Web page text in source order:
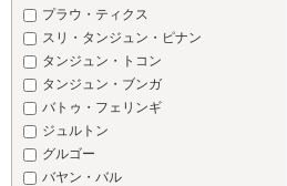
プラウ・ティクス
スリ・タンジュン・ピナン
タンジュン・トコン
タンジュン・ブンガ
バトゥ・フェリンギ
ジュルトン
グルゴー
バヤン・バル